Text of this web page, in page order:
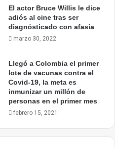
El actor Bruce Willis le dice
adiós al cine tras ser
diagnósticado con afasia
marzo 30, 2022
Llegó a Colombia el primer
lote de vacunas contra el
Covid-19, la meta es
inmunizar un millón de
personas en el primer mes
febrero 15, 2021